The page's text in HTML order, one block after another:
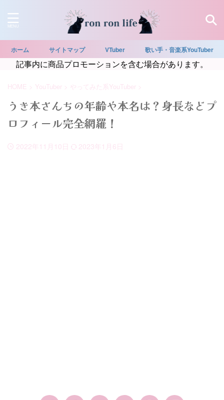
ホーム サイトマップ VTuber 歌い手・音楽系YouTuber
記事内に商品プロモーションを含む場合があります。
HOME > YouTuber > やってみた系YouTuber >
うき本さんちの年齢や本名は？身長などプ
ロフィール完全網羅！
2022年11月10日 2023年1月6日